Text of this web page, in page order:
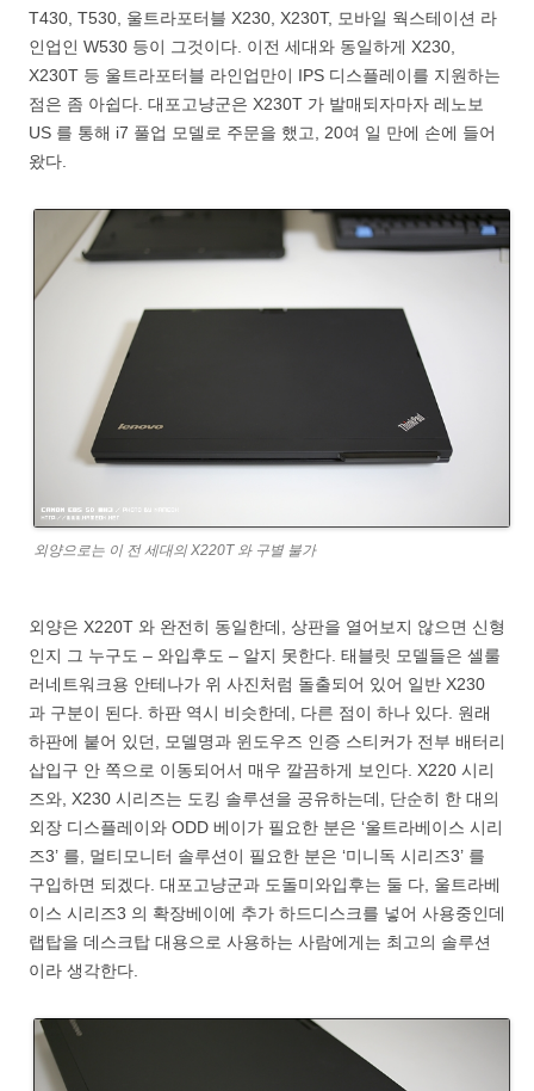
T430, T530, 울트라포터블 X230, X230T, 모바일 웍스테이션 라
인업인 W530 등이 그것이다. 이전 세대와 동일하게 X230,
X230T 등 울트라포터블 라인업만이 IPS 디스플레이를 지원하는
점은 좀 아쉽다. 대포고냥군은 X230T 가 발매되자마자 레노보
US 를 통해 i7 풀업 모델로 주문을 했고, 20여 일 만에 손에 들어
왔다.
외양으로는 이 전 세대의 X220T 와 구별 불가
외양은 X220T 와 완전히 동일한데, 상판을 열어보지 않으면 신형
인지 그 누구도 – 와입후도 – 알지 못한다. 태블릿 모델들은 셀룰
러네트워크용 안테나가 위 사진처럼 돌출되어 있어 일반 X230
과 구분이 된다. 하판 역시 비슷한데, 다른 점이 하나 있다. 원래
하판에 붙어 있던, 모델명과 윈도우즈 인증 스티커가 전부 배터리
삽입구 안 쪽으로 이동되어서 매우 깔끔하게 보인다. X220 시리
즈와, X230 시리즈는 도킹 솔루션을 공유하는데, 단순히 한 대의
외장 디스플레이와 ODD 베이가 필요한 분은 ‘울트라베이스 시리
즈3’ 를, 멀티모니터 솔루션이 필요한 분은 ‘미니독 시리즈3’ 를
구입하면 되겠다. 대포고냥군과 도돌미와입후는 둘 다, 울트라베
이스 시리즈3 의 확장베이에 추가 하드디스크를 넣어 사용중인데
랩탑을 데스크탑 대용으로 사용하는 사람에게는 최고의 솔루션
이라 생각한다.